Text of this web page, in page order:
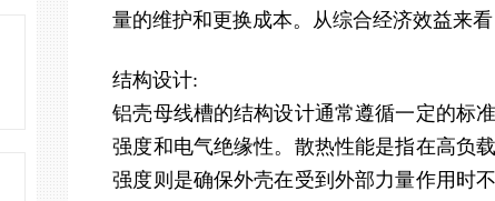
量的维护和更换成本。从综合经济效益来
结构设计:
铝壳母线槽的结构设计通常遵循一定的标
强度和电气绝缘性。散热性能是指在高负
强度则是确保外壳在受到外部力量作用时